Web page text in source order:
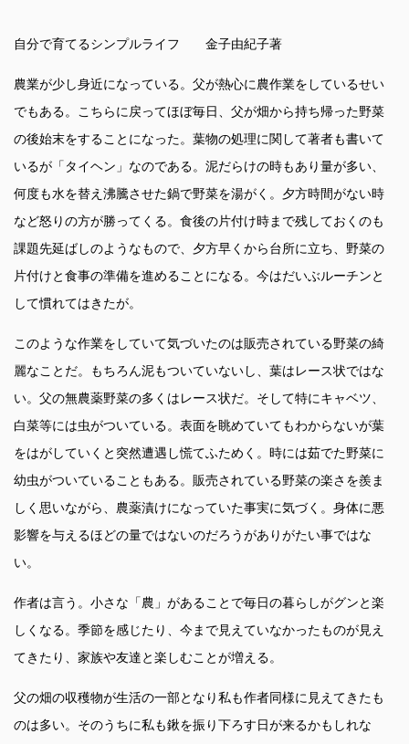
自分で育てるシンプルライフ 金子由紀子著
農業が少し身近になっている。父が熱心に農作業をしているせい
でもある。こちらに戻ってほぼ毎日、父が畑から持ち帰った野菜
の後始末をすることになった。葉物の処理に関して著者も書いて
いるが「タイヘン」なのである。泥だらけの時もあり量が多い、
何度も水を替え沸騰させた鍋で野菜を湯がく。夕方時間がない時
など怒りの方が勝ってくる。食後の片付け時まで残しておくのも
課題先延ばしのようなもので、夕方早くから台所に立ち、野菜の
片付けと食事の準備を進めることになる。今はだいぶルーチンと
して慣れてはきたが。
このような作業をしていて気づいたのは販売されている野菜の綺
麗なことだ。もちろん泥もついていないし、葉はレース状ではな
い。父の無農薬野菜の多くはレース状だ。そして特にキャベツ、
白菜等には虫がついている。表面を眺めていてもわからないが葉
をはがしていくと突然遭遇し慌てふためく。時には茹でた野菜に
幼虫がついていることもある。販売されている野菜の楽さを羨ま
しく思いながら、農薬漬けになっていた事実に気づく。身体に悪
影響を与えるほどの量ではないのだろうがありがたい事ではな
い。
作者は言う。小さな「農」があることで毎日の暮らしがグンと楽
しくなる。季節を感じたり、今まで見えていなかったものが見え
てきたり、家族や友達と楽しむことが増える。
父の畑の収穫物が生活の一部となり私も作者同様に見えてきたも
のは多い。そのうちに私も鍬を振り下ろす日が来るかもしれな